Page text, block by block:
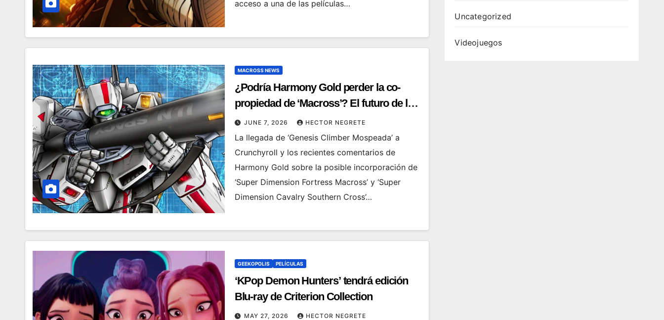
acceso a una de las películas…
MACROSS NEWS
¿Podría Harmony Gold perder la co-
propiedad de ‘Macross’? El futuro de la
franquicia y su acuerdo internacional
JUNE 7, 2026 HECTOR NEGRETE
La llegada de ‘Genesis Climber Mospeada’ a
Crunchyroll y los recientes comentarios de
Harmony Gold sobre la posible incorporación de
‘Super Dimension Fortress Macross’ y ‘Super
Dimension Cavalry Southern Cross’…
GEEKOPOLIS PELÍCULAS
‘KPop Demon Hunters’ tendrá edición
Blu-ray de Criterion Collection
MAY 27, 2026 HECTOR NEGRETE
Uncategorized
Videojuegos